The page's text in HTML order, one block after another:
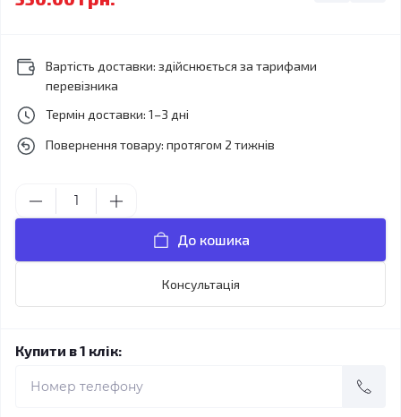
Вартість доставки: здійснюється за тарифами
перевізника
Термін доставки: 1–3 дні
Повернення товару: протягом 2 тижнів
До кошика
Консультація
Купити в 1 клік: